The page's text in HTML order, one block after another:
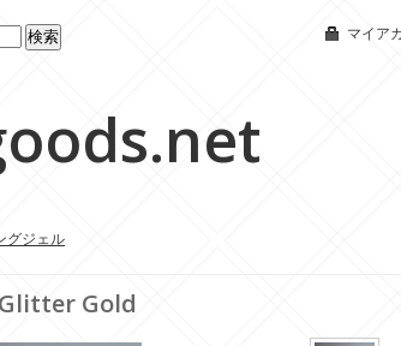
マイア
グジェル
Gold